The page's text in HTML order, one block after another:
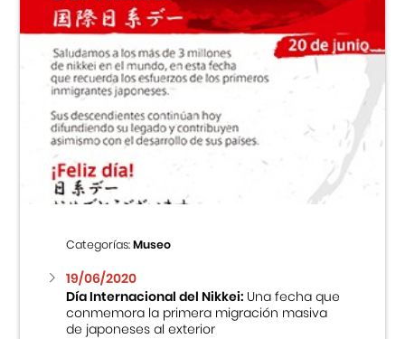
Categorías:Museo
19/06/2020
Día Internacional del Nikkei:Una fecha que
conmemora la primera migración masiva
de japoneses al exterior